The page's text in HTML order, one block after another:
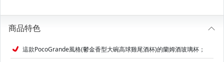
商品特色
這款PocoGrande風格(鬱金香型大碗高球雞尾酒杯)的蘭姆酒玻璃杯；